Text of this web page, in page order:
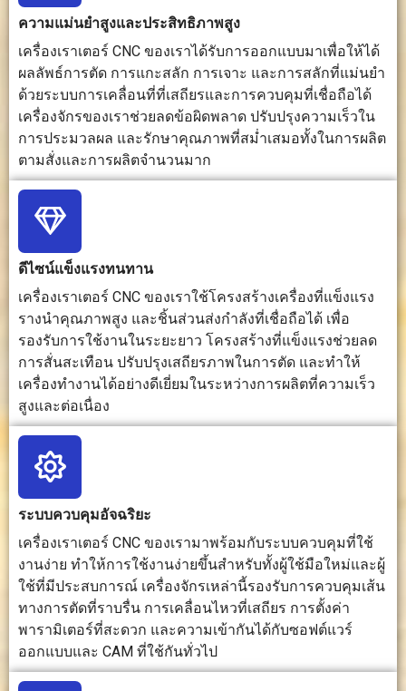
การประมวล
สำหรับงานไม้
และงานผลิต
ทั่วไป
เครื่องจักร
กลที่ต้องการ
ความแม่นยิง
สูง
ลวดลายที่
ซับซ้อน
พื้นผิว
สามารถสร้าง
ขอบเรียบและ
สร้างพื้นผิวที่
และกลยุทธ์
การกลึงขึ้น
รูป
ความร้อน
ความ
สามารถใน
การประมวล
ผล 3 มิติ
เหมาะสำหรับ
มิติ, การแกะ
เหมาะอย่าง
การขึ้นรูป
ส่วนใหญ่ใ
ตัดแบบ 2
อย่างแท้จ
ประสิทธิภาพ
การผลิต
มีประสิทธิภาพ
สำหรับการผลิต
ชิ้นส่วน
เฟอร์นิเจอร์ ป้าย
แผ่นผนัง และ
ผลิตภัณฑ์
เหมาะ
สำหรับชิ้น
ส่วนที่มี
ความ
แต่โดยทั่วไป
มี
ประสิทธิภ
การตัดแล
วัสดุแบน
ความแม่นยำสูงและประสิทธิภาพสูง
เครื่องเราเตอร์ CNC ของเราได้รับการออกแบบมาเพื่อให้ได้
ผลลัพธ์การตัด การแกะสลัก การเจาะ และการสลักที่แม่นยำ
ด้วยระบบการเคลื่อนที่ที่เสถียรและการควบคุมที่เชื่อถือได้
เครื่องจักรของเราช่วยลดข้อผิดพลาด ปรับปรุงความเร็วใน
การประมวลผล และรักษาคุณภาพที่สม่ำเสมอทั้งในการผลิต
ตามสั่งและการผลิตจำนวนมาก
ดีไซน์แข็งแรงทนทาน
เครื่องเราเตอร์ CNC ของเราใช้โครงสร้างเครื่องที่แข็งแรง
รางนำคุณภาพสูง และชิ้นส่วนส่งกำลังที่เชื่อถือได้ เพื่อ
รองรับการใช้งานในระยะยาว โครงสร้างที่แข็งแรงช่วยลด
การสั่นสะเทือน ปรับปรุงเสถียรภาพในการตัด และทำให้
เครื่องทำงานได้อย่างดีเยี่ยมในระหว่างการผลิตที่ความเร็ว
สูงและต่อเนื่อง
ระบบควบคุมอัจฉริยะ
เครื่องเราเตอร์ CNC ของเรามาพร้อมกับระบบควบคุมที่ใช้
งานง่าย ทำให้การใช้งานง่ายขึ้นสำหรับทั้งผู้ใช้มือใหม่และผู้
ใช้ที่มีประสบการณ์ เครื่องจักรเหล่านี้รองรับการควบคุมเส้น
ทางการตัดที่ราบรื่น การเคลื่อนไหวที่เสถียร การตั้งค่า
พารามิเตอร์ที่สะดวก และความเข้ากันได้กับซอฟต์แวร์
ออกแบบและ CAM ที่ใช้กันทั่วไป